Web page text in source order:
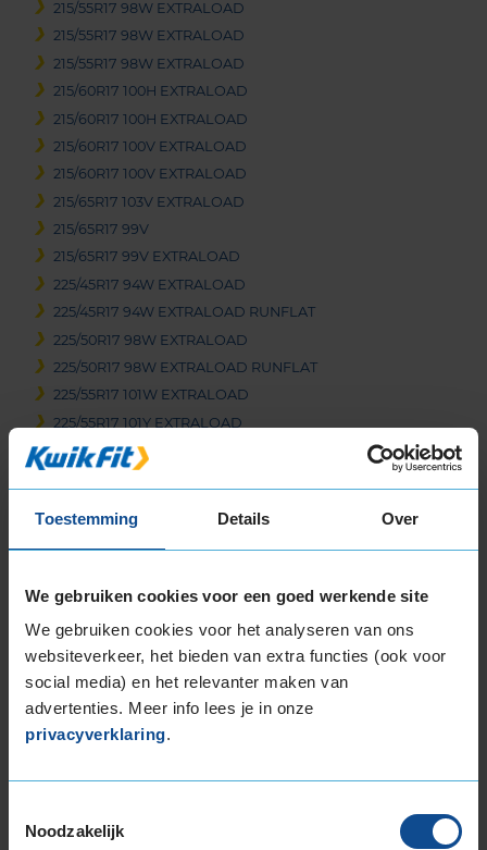
Toestemming Details Over
We gebruiken cookies voor een goed werkende site
We gebruiken cookies voor het analyseren van ons
websiteverkeer, het bieden van extra functies (ook voor
social media) en het relevanter maken van
advertenties. Meer info lees je in onze
privacyverklaring.
Noodzakelijk
215/55R17 98W EXTRALOAD
215/55R17 98W EXTRALOAD
215/55R17 98W EXTRALOAD
215/60R17 100H EXTRALOAD
215/60R17 100H EXTRALOAD
215/60R17 100V EXTRALOAD
215/60R17 100V EXTRALOAD
215/65R17 103V EXTRALOAD
215/65R17 99V
215/65R17 99V EXTRALOAD
225/45R17 94W EXTRALOAD
225/45R17 94W EXTRALOAD RUNFLAT
225/50R17 98W EXTRALOAD
225/50R17 98W EXTRALOAD RUNFLAT
225/55R17 101W EXTRALOAD
225/55R17 101Y EXTRALOAD
225/55R17 97T EXTRALOAD
235/45R17 97Y EXTRALOAD
235/55R17 103Y EXTRALOAD
235/55R17 99H
235/65R17 108W EXTRALOAD
245/45R17 99Y EXTRALOAD
245/55R17 106H EXTRALOAD